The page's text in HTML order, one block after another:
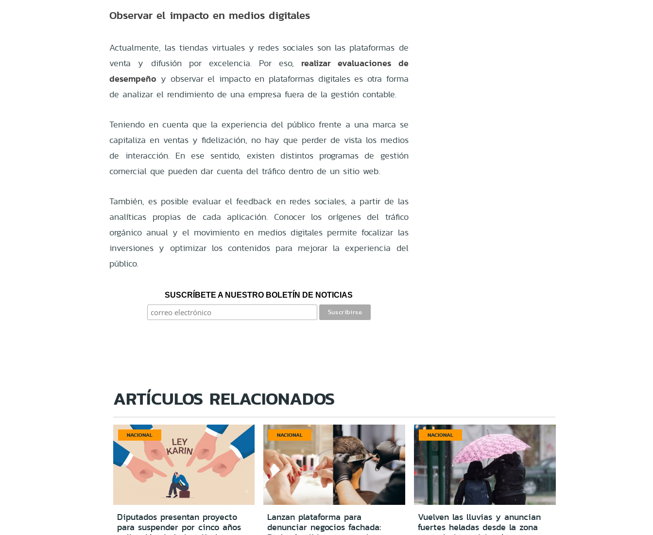
Observar el impacto en medios digitales
Actualmente, las tiendas virtuales y redes sociales son las plataformas de
venta y difusión por excelencia. Por eso, realizar evaluaciones de
desempeño y observar el impacto en plataformas digitales es otra forma
de analizar el rendimiento de una empresa fuera de la gestión contable.
Teniendo en cuenta que la experiencia del público frente a una marca se
capitaliza en ventas y fidelización, no hay que perder de vista los medios
de interacción. En ese sentido, existen distintos programas de gestión
comercial que pueden dar cuenta del tráfico dentro de un sitio web.
También, es posible evaluar el feedback en redes sociales, a partir de las
analíticas propias de cada aplicación. Conocer los orígenes del tráfico
orgánico anual y el movimiento en medios digitales permite focalizar las
inversiones y optimizar los contenidos para mejorar la experiencia del
público.
SUSCRÍBETE A NUESTRO BOLETÍN DE NOTICIAS
ARTÍCULOS RELACIONADOS
NACIONAL
Diputados presentan proyecto
para suspender por cinco años
NACIONAL
Lanzan plataforma para
denunciar negocios fachada:
NACIONAL
Vuelven las lluvias y anuncian
fuertes heladas desde la zona